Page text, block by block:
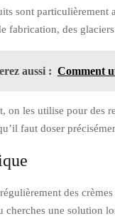
sont particulièrement
fabrication, des
aussi : Comment
on les utilise pour des
faut doser
des
cherches une solution